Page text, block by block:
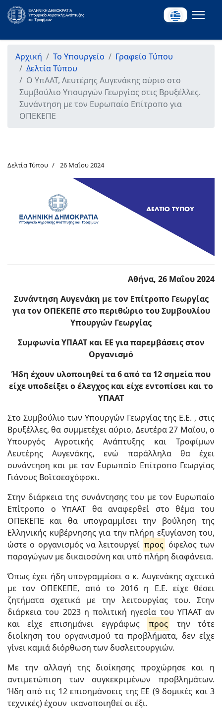
Αρχική Το Υπουργείο
Γραφείο Τύπου
Δελτία Τύπου
Ο ΥπΑΑΤ, Λευτέρης Αυγενάκης αύριο στο
Συμβούλιο Υπουργών Γεωργίας στις Βρυξέλλες.
Συνάντηση με τον Ευρωπαίο Επίτροπο για
ΟΠΕΚΕΠΕ
Δελτία Τύπου 26 Μαΐου 2024
Αθήνα, 26 Μαΐου 2024
Συνάντηση Αυγενάκη με τον Επίτροπο Γεωργίας
για τον ΟΠΕΚΕΠΕ στο περιθώριο του Συμβουλίου
Υπουργών Γεωργίας
Συμφωνία ΥΠΑΑΤ και ΕΕ για παρεμβάσεις στον
Οργανισμό
Ήδη έχουν υλοποιηθεί τα 6 από τα 12 σημεία που
είχε υποδείξει ο έλεγχος και είχε εντοπίσει και το
ΥΠΑΑΤ
Στο Συμβούλιο των Υπουργών Γεωργίας της Ε.Ε. , στις
Βρυξέλλες, θα συμμετέχει αύριο, Δευτέρα 27 Μαΐου, ο
Υπουργός Αγροτικής Ανάπτυξης και Τροφίμων
Λευτέρης Αυγενάκης, ενώ παράλληλα θα έχει
συνάντηση και με τον Ευρωπαίο Επίτροπο Γεωργίας
Γιάνους Βοϊτσεσχόφσκι.
Στην διάρκεια της συνάντησης του με τον Ευρωπαίο
Επίτροπο ο ΥπΑΑΤ θα αναφερθεί στο θέμα του
ΟΠΕΚΕΠΕ και θα υπογραμμίσει την βούληση της
Ελληνικής κυβέρνησης για την πλήρη εξυγίανση του,
ώστε ο οργανισμός να λειτουργεί προς όφελος των
παραγώγων με δικαιοσύνη και υπό πλήρη διαφάνεια.
Όπως έχει ήδη υπογραμμίσει ο κ. Αυγενάκης σχετικά
με τον ΟΠΕΚΕΠΕ, από το 2016 η Ε.Ε. είχε θέσει
ζητήματα σχετικά με την λειτουργίας του. Στην
διάρκεια του 2023 η πολιτική ηγεσία του ΥΠΑΑΤ αν
και είχε επισημάνει εγγράφως
προς
την τότε
διοίκηση του οργανισμού τα προβλήματα, δεν είχε
γίνει καμιά διόρθωση των δυσλειτουργιών.
Με την αλλαγή της διοίκησης προχώρησε και η
αντιμετώπιση των συγκεκριμένων προβλημάτων.
Ήδη από τις 12 επισημάνσεις της ΕΕ (9 δομικές και 3
τεχνικές) έχουν ικανοποιηθεί οι έξι.